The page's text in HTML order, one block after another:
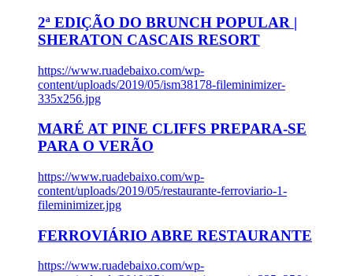
2ª EDIÇÃO DO BRUNCH POPULAR |
SHERATON CASCAIS RESORT
https://www.ruadebaixo.com/wp-
content/uploads/2019/05/ism38178-fileminimizer-
335x256.jpg
MARÉ AT PINE CLIFFS PREPARA-SE
PARA O VERÃO
https://www.ruadebaixo.com/wp-
content/uploads/2019/05/restaurante-ferroviario-1-
fileminimizer.jpg
FERROVIÁRIO ABRE RESTAURANTE
https://www.ruadebaixo.com/wp-